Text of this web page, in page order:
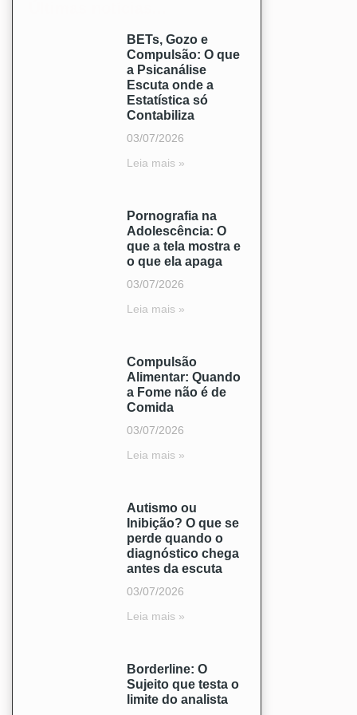
BETs, Gozo e
Compulsão: O que
a Psicanálise
Escuta onde a
Estatística só
Contabiliza
03/07/2026
Leia mais »
Pornografia na
Adolescência: O
que a tela mostra e
o que ela apaga
03/07/2026
Leia mais »
Compulsão
Alimentar: Quando
a Fome não é de
Comida
03/07/2026
Leia mais »
Autismo ou
Inibição? O que se
perde quando o
diagnóstico chega
antes da escuta
03/07/2026
Leia mais »
Borderline: O
Sujeito que testa o
limite do analista